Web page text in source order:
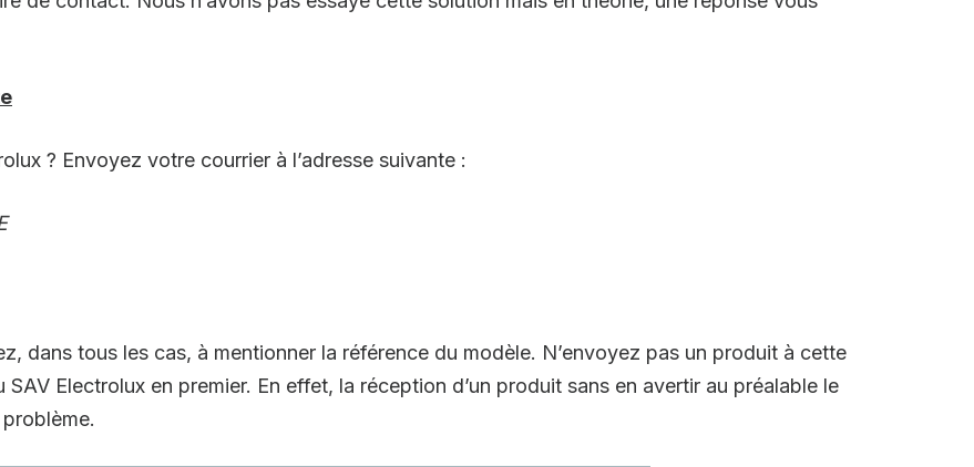
? Envoyez votre courrier à l’adresse suivante :
dans tous les cas, à mentionner la référence du modèle. N’envoyez pas un produit à cette
Electrolux en premier. En effet, la réception d’un produit sans en avertir au préalable le